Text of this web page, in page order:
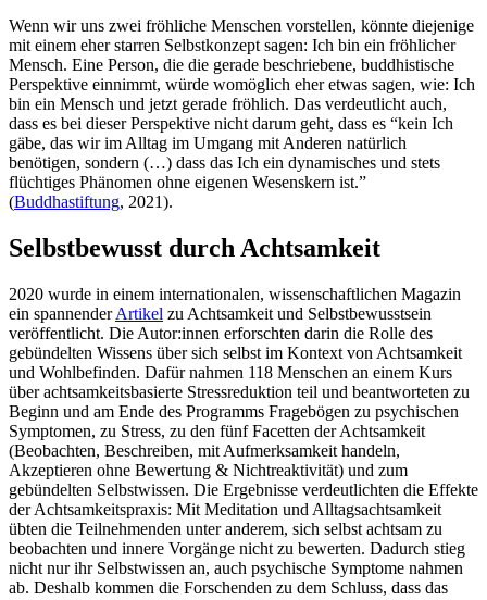
Wenn wir uns zwei fröhliche Menschen vorstellen, könnte diejenige
mit einem eher starren Selbstkonzept sagen: Ich bin ein fröhlicher
Mensch. Eine Person, die die gerade beschriebene, buddhistische
Perspektive einnimmt, würde womöglich eher etwas sagen, wie: Ich
bin ein Mensch und jetzt gerade fröhlich. Das verdeutlicht auch,
dass es bei dieser Perspektive nicht darum geht, dass es “kein Ich
gäbe, das wir im Alltag im Umgang mit Anderen natürlich
benötigen, sondern (…) dass das Ich ein dynamisches und stets
flüchtiges Phänomen ohne eigenen Wesenskern ist.”
(Buddhastiftung, 2021).
Selbstbewusst durch Achtsamkeit
2020 wurde in einem internationalen, wissenschaftlichen Magazin
ein spannenderArtikel zu Achtsamkeit und Selbstbewusstsein
veröffentlicht. Die Autor:innen erforschten darin die Rolle des
gebündelten Wissens über sich selbst im Kontext von Achtsamkeit
und Wohlbefinden. Dafür nahmen 118 Menschen an einem Kurs
über achtsamkeitsbasierte Stressreduktion teil und beantworteten zu
Beginn und am Ende des Programms Fragebögen zu psychischen
Symptomen, zu Stress, zu den fünf Facetten der Achtsamkeit
(Beobachten, Beschreiben, mit Aufmerksamkeit handeln,
Akzeptieren ohne Bewertung & Nichtreaktivität) und zum
gebündelten Selbstwissen. Die Ergebnisse verdeutlichten die Effekte
der Achtsamkeitspraxis: Mit Meditation und Alltagsachtsamkeit
übten die Teilnehmenden unter anderem, sich selbst achtsam zu
beobachten und innere Vorgänge nicht zu bewerten. Dadurch stieg
nicht nur ihr Selbstwissen an, auch psychische Symptome nahmen
ab. Deshalb kommen die Forschenden zu dem Schluss, dass das